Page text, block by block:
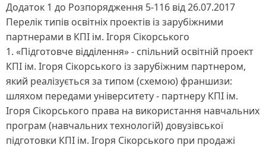
Додаток 1 до Розпорядження 5-116 від 26.07.2017
Перелік типів освітніх проектів із зарубіжними
партнерами в КПІ ім. Ігоря Сікорського
1. «Підготовче відділення» - спільний освітній проект
КПІ ім. Ігоря Сікорського із зарубіжним партнером,
який реалізується за типом (схемою) франшизи:
шляхом передами університету - партнеру КПІ ім.
Ігоря Сікорського права на використання навчальних
програм (навчальних технологій) довузівської
підготовки КПІ ім. Ігоря Сікорського при продажі